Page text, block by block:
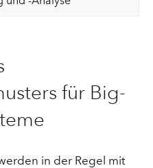
für Big-
in der Regel mit